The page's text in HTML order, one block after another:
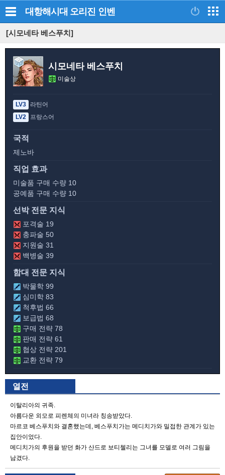
대항해시대 오리진 인벤
[시모네타 베스푸치]
시모네타 베스푸치
미술상
LV3
라틴어
LV2
프랑스어
국적
제노바
직업 효과
미술품 구매 수량 10
공예품 구매 수량 10
선박 전문 지식
포격술 19
충파술 50
지원술 31
백병술 39
함대 전문 지식
박물학 99
심미학 83
척후법 66
보급법 68
구매 전략 78
판매 전략 61
협상 전략 201
교환 전략 79
열전
이탈리아의 귀족.
아름다운 외모로 피렌체의 미녀라 칭송받았다.
마르코 베스푸치와 결혼했는데, 베스푸치가는 메디치가와 밀접한 관계가 있는
집안이었다.
메디치가의 후원을 받던 화가 산드로 보티첼리는 그녀를 모델로 여러 그림을
남겼다.